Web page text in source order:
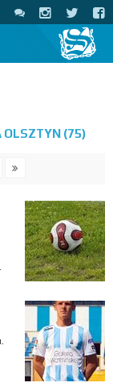
OLSZTYN (75)